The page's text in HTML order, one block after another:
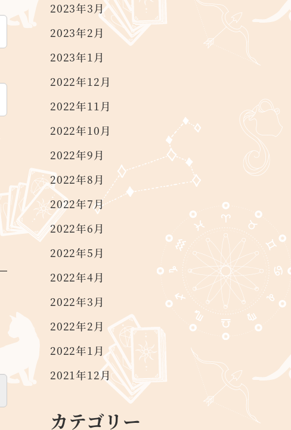
2023年3月
2023年2月
2023年1月
2022年12月
2022年11月
2022年10月
2022年9月
2022年8月
2022年7月
2022年6月
2022年5月
2022年4月
2022年3月
2022年2月
2022年1月
2021年12月
カテゴリー